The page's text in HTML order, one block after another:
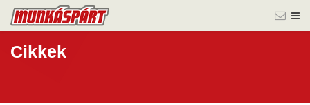
Cikkek